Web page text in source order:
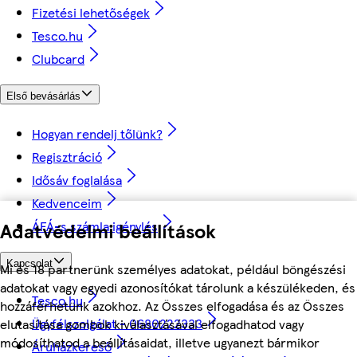
Adatvédelmi beállítások
Mi és 18 partnerünk személyes adatokat, például böngészési
adatokat vagy egyedi azonosítókat tárolunk a készülékeden, és
hozzáférhetünk azokhoz. Az Összes elfogadása és az Összes
elutasítása gombok kiválasztásával elfogadhatod vagy
módosíthatod a beállításaidat, illetve ugyanezt bármikor
Fizetési lehetőségek
Tesco.hu
Clubcard
Első bevásárlás
Hogyan rendelj tőlünk?
Regisztráció
Idősáv foglalása
Kedvenceim
ÁFÁ-s számla igénylés
Kapcsolat
Tesco.hu
Ügyfélszolgálat - 0680222333
Áruházkereső